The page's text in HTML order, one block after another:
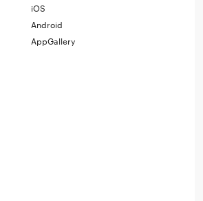
iOS
Android
AppGallery